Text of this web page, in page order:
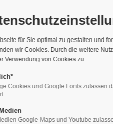
für Sie optimal zu gestalten und
wir Cookies. Durch die weitere
Verwendung von Cookies zu.
Cookies und Google Fonts zulassen
Google Maps und Youtube
Kulinarium
Café-Bistro Daheim
Mühlenbäckerei
Angebote